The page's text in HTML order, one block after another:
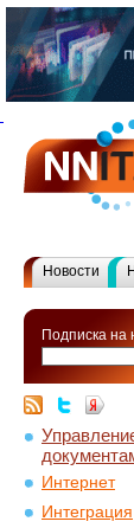
Новости
Подписка на
Интернет
Интеграция